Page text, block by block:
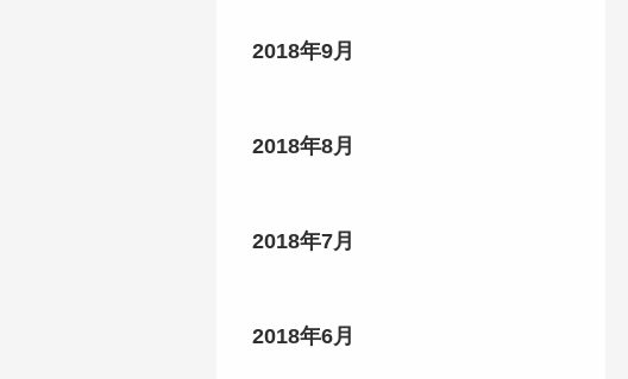
2018年9月
2018年8月
2018年7月
2018年6月